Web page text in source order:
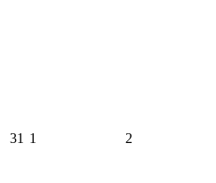
31 1 2